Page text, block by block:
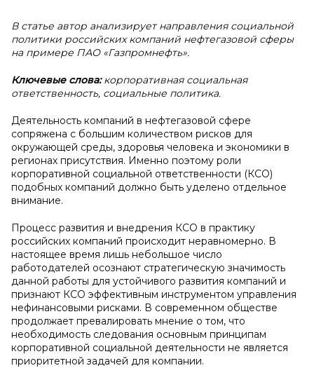
В статье автор анализирует направления социальной
политики российских компаний нефтегазовой сферы
на примере ПАО «Газпромнефть».
Ключевые слова:корпоративная социальная
ответственность, социальные политика.
Деятельность компаний в нефтегазовой сфере
сопряжена с большим количеством рисков для
окружающей среды, здоровья человека и экономики в
регионах присутствия. Именно поэтому роли
корпоративной социальной ответственности (КСО)
подобных компаний должно быть уделено отдельное
внимание.
Процесс развития и внедрения КСО в практику
российских компаний происходит неравномерно. В
настоящее время лишь небольшое число
работодателей осознают стратегическую значимость
данной работы для устойчивого развития компаний и
признают КСО эффективным инструментом управления
нефинансовыми рисками. В современном обществе
продолжает превалировать мнение о том, что
необходимость следования основным принципам
корпоративной социальной деятельности не является
приоритетной задачей для компании.